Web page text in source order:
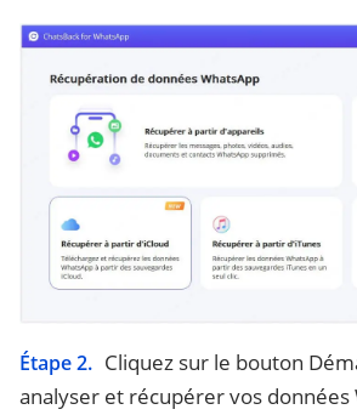
Étape 2. Cliquez sur le bouton
analyser et récupérer vos données